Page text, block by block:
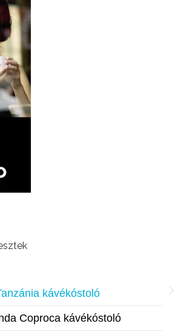
kávékóstoló
Coproca kávékóstoló